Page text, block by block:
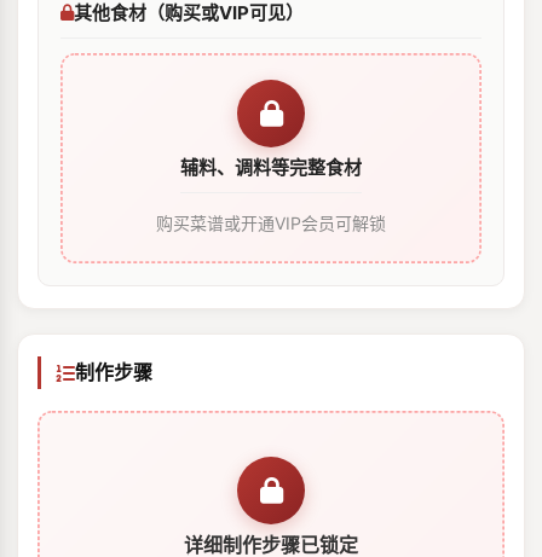
其他食材（购买或VIP可见）
辅料、调料等完整食材
购买菜谱或开通VIP会员可解锁
制作步骤
详细制作步骤已锁定